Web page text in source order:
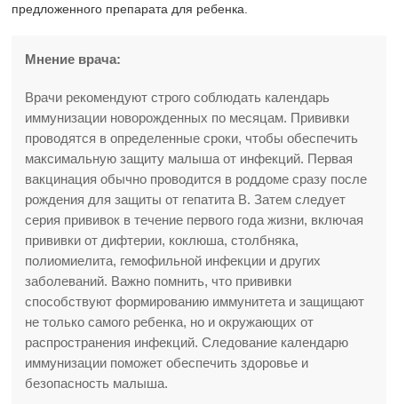
предложенного препарата для ребенка.
Мнение врача:
Врачи рекомендуют строго соблюдать календарь
иммунизации новорожденных по месяцам. Прививки
проводятся в определенные сроки, чтобы обеспечить
максимальную защиту малыша от инфекций. Первая
вакцинация обычно проводится в роддоме сразу после
рождения для защиты от гепатита В. Затем следует
серия прививок в течение первого года жизни, включая
прививки от дифтерии, коклюша, столбняка,
полиомиелита, гемофильной инфекции и других
заболеваний. Важно помнить, что прививки
способствуют формированию иммунитета и защищают
не только самого ребенка, но и окружающих от
распространения инфекций. Следование календарю
иммунизации поможет обеспечить здоровье и
безопасность малыша.